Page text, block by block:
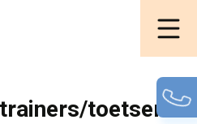
toetsers